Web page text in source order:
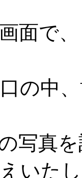
面で
の中
写真
いた